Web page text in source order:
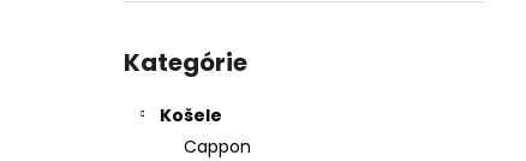
kategórie
Kategórie
Košele
Cappon
KOŠEĽA K067-A08